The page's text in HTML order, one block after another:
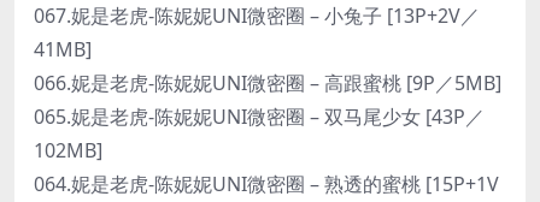
067.妮是老虎-陈妮妮UNI微密圈 – 小兔子 [13P+2V／
41MB]
066.妮是老虎-陈妮妮UNI微密圈 – 高跟蜜桃 [9P／5MB]
065.妮是老虎-陈妮妮UNI微密圈 – 双马尾少女 [43P／
102MB]
064.妮是老虎-陈妮妮UNI微密圈 – 熟透的蜜桃 [15P+1V